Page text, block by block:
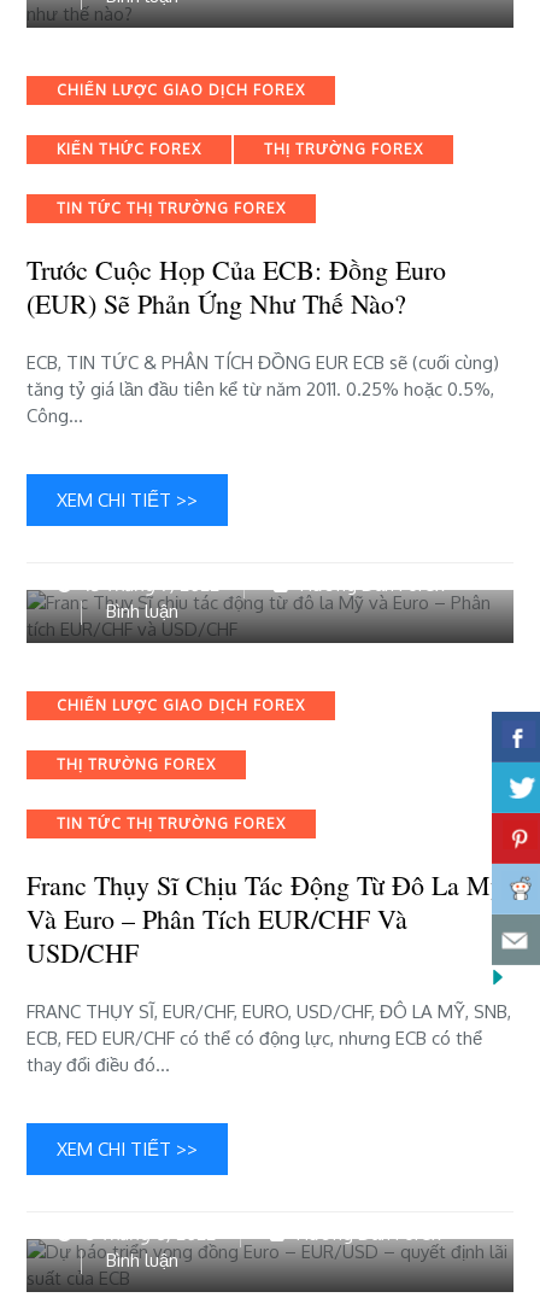
viết
cuộc
họp
ECB:
Euro
sẽ
phản
ứng
thế
nào?
Categories
CHIẾN LƯỢC GIAO DỊCH FOREX
KIẾN THỨC FOREX THỊ TRƯỜNG FOREX
TIN TỨC THỊ TRƯỜNG FOREX
Trước Cuộc Họp Của ECB: Đồng Euro
(EUR) Sẽ Phản Ứng Như Thế Nào?
ECB, TIN TỨC & PHÂN TÍCH ĐỒNG EUR ECB sẽ (cuối cùng)
tăng tỷ giá lần đầu tiên kể từ năm 2011. 0.25% hoặc 0.5%,
Công…
XEM CHI TIẾT >>
13 Tháng 7, 2022
Hướng Dẫn Forex
Bình luậnbài
viết
Thụy
Sĩ
tác
từ
la
Mỹ
và
Phân
tích
Categories
CHIẾN LƯỢC GIAO DỊCH FOREX
THỊ TRƯỜNG FOREX
TIN TỨC THỊ TRƯỜNG FOREX
Franc Thụy Sĩ Chịu Tác Động Từ Đô La Mỹ
Và Euro – Phân Tích EUR/CHF Và
USD/CHF
FRANC THỤY SĨ, EUR/CHF, EURO, USD/CHF, ĐÔ LA MỸ, SNB,
ECB, FED EUR/CHF có thể có động lực, nhưng ECB có thể
thay đổi điều đó…
XEM CHI TIẾT >>
8 Tháng 6, 2022
Hướng Dẫn Forex
Bình luậnbài
viết